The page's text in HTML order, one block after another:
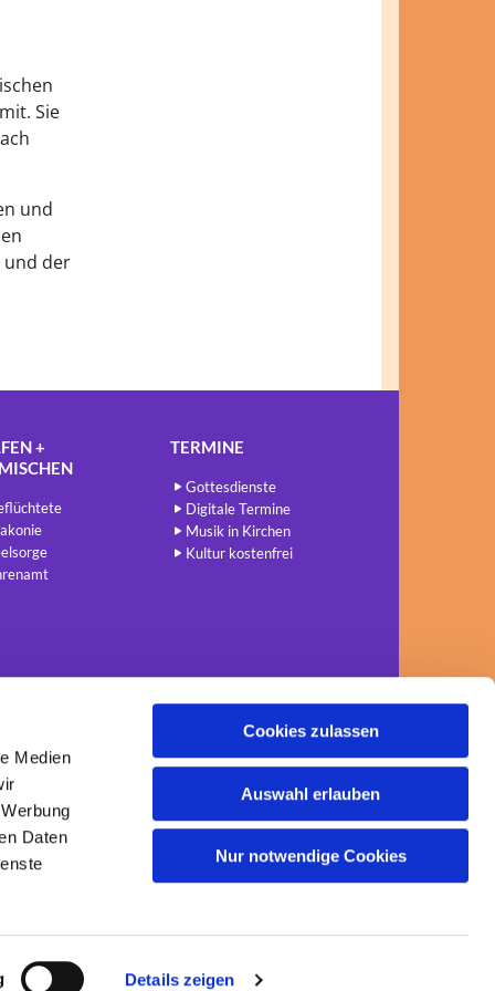
Medien
Daten
Details zeigen
Cookies zulassen
Auswahl erlauben
Nur notwendige Cookies
Sie
und
und der
+
TERMINE
Gottesdienste
Digitale Termine
Musik in Kirchen
Kultur kostenfrei